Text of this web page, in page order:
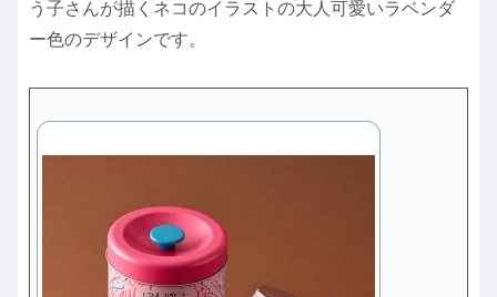
う子さんが描くネコのイラストの大人可愛いラベンダ
ー色のデザインです。